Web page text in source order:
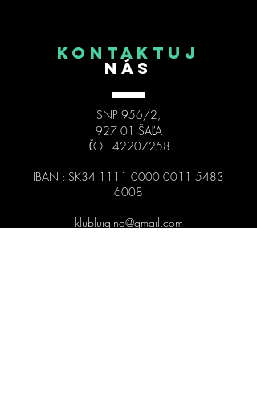
KONTAKTUJ
NÁS
SNP 956/2,
927 01 ŠAĽA
IČO : 42207258
IBAN : SK34 1111 0000 0011 5483
6008
klubluigino@gmail.com